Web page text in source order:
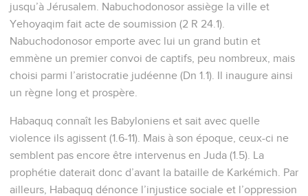
jusqu’à Jérusalem. Nabuchodonosor assiège la ville et
Yehoyaqim fait acte de soumission (2 R 24.1).
Nabuchodonosor emporte avec lui un grand butin et
emmène un premier convoi de captifs, peu nombreux, mais
choisi parmi l’aristocratie judéenne (Dn 1.1). Il inaugure ainsi
un règne long et prospère.
Habaquq connaît les Babyloniens et sait avec quelle
violence ils agissent (1.6-11). Mais à son époque, ceux-ci ne
semblent pas encore être intervenus en Juda (1.5). La
prophétie daterait donc d’avant la bataille de Karkémich. Par
ailleurs, Habaquq dénonce l’injustice sociale et l’oppression